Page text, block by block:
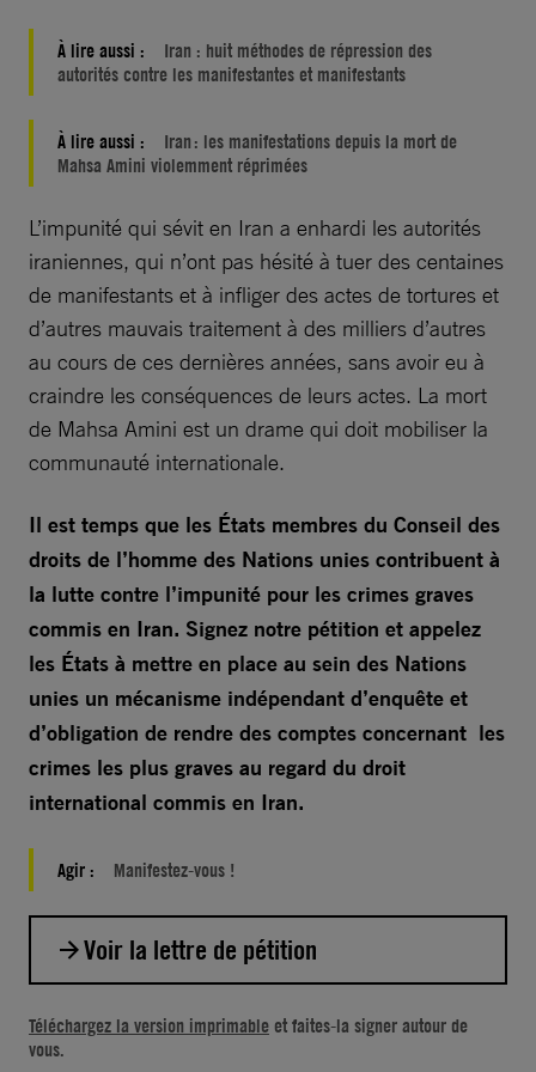
À lire aussi :
Iran : huit méthodes de répression des
autorités contre les manifestantes et manifestants
À lire aussi :
Iran : les manifestations depuis la mort de
Mahsa Amini violemment réprimées
L’impunité qui sévit en Iran a enhardi les autorités
iraniennes, qui n’ont pas hésité à tuer des centaines
de manifestants et à infliger des actes de tortures et
d’autres mauvais traitement à des milliers d’autres
au cours de ces dernières années, sans avoir eu à
craindre les conséquences de leurs actes. La mort
de Mahsa Amini est un drame qui doit mobiliser la
communauté internationale.
Il est temps que les États membres du Conseil des
droits de l’homme des Nations unies contribuent à
la lutte contre l’impunité pour les crimes graves
commis en Iran. Signez notre pétition et appelez
les États à mettre en place au sein des Nations
unies un mécanisme indépendant d’enquête et
d’obligation de rendre des comptes concernant les
crimes les plus graves au regard du droit
international commis en Iran.
Agir : Manifestez-vous !
Voir la lettre de pétition
Téléchargez la version imprimable et faites-la signer autour de
vous.